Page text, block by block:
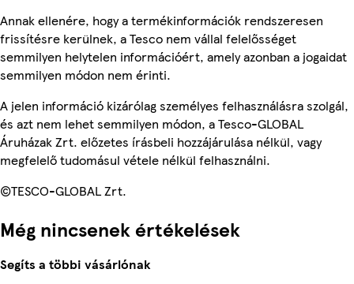
Annak ellenére, hogy a termékinformációk rendszeresen
frissítésre kerülnek, a Tesco nem vállal felelősséget
semmilyen helytelen információért, amely azonban a jogaidat
semmilyen módon nem érinti.
A jelen információ kizárólag személyes felhasználásra szolgál,
és azt nem lehet semmilyen módon, a Tesco-GLOBAL
Áruházak Zrt. előzetes írásbeli hozzájárulása nélkül, vagy
megfelelő tudomásul vétele nélkül felhasználni.
©TESCO-GLOBAL Zrt.
Még nincsenek értékelések
Segíts a többi vásárlónak